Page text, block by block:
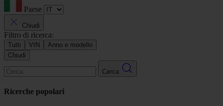
Paese
Chiudi
Filtro di ricerca:
Tutti VIN
Anno e modello
Chiudi
Cerca
Ricerche popolari